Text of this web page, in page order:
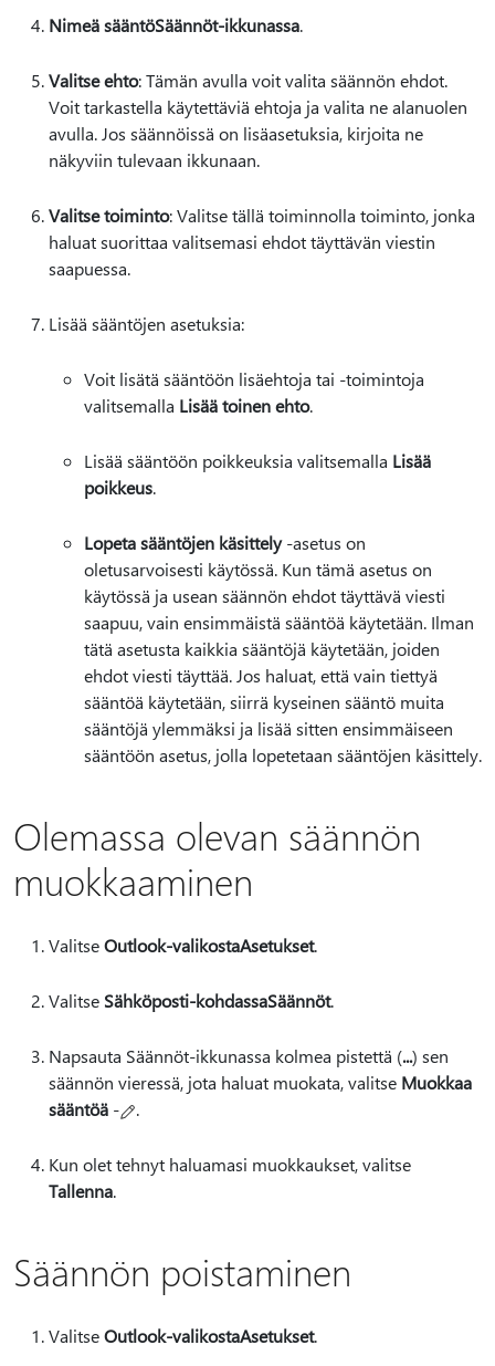
Nimeä sääntöSäännöt-ikkunassa.
Valitse ehto: Tämän avulla voit valita säännön ehdot.
Voit tarkastella käytettäviä ehtoja ja valita ne alanuolen
avulla. Jos säännöissä on lisäasetuksia, kirjoita ne
näkyviin tulevaan ikkunaan.
Valitse toiminto: Valitse tällä toiminnolla toiminto, jonka
haluat suorittaa valitsemasi ehdot täyttävän viestin
saapuessa.
Lisää sääntöjen asetuksia:
Voit lisätä sääntöön lisäehtoja tai -toimintoja
valitsemalla Lisää toinen ehto.
Lisää sääntöön poikkeuksia valitsemalla Lisää
poikkeus.
Lopeta sääntöjen käsittely-asetus on
oletusarvoisesti käytössä. Kun tämä asetus on
käytössä ja usean säännön ehdot täyttävä viesti
saapuu, vain ensimmäistä sääntöä käytetään. Ilman
tätä asetusta kaikkia sääntöjä käytetään, joiden
ehdot viesti täyttää. Jos haluat, että vain tiettyä
sääntöä käytetään, siirrä kyseinen sääntö muita
sääntöjä ylemmäksi ja lisää sitten ensimmäiseen
sääntöön asetus, jolla lopetetaan sääntöjen käsittely.
Olemassa olevan säännön
muokkaaminen
ValitseOutlook-valikostaAsetukset.
Valitse Sähköposti-kohdassaSäännöt.
Napsauta Säännöt-ikkunassa kolmea pistettä (...) sen
säännön vieressä, jota haluat muokata, valitse Muokkaa
sääntöä - .
Kun olet tehnyt haluamasi muokkaukset, valitse
Tallenna.
Säännön poistaminen
ValitseOutlook-valikostaAsetukset.